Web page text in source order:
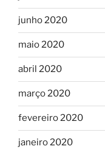
junho 2020
maio 2020
abril 2020
março 2020
fevereiro 2020
janeiro 2020